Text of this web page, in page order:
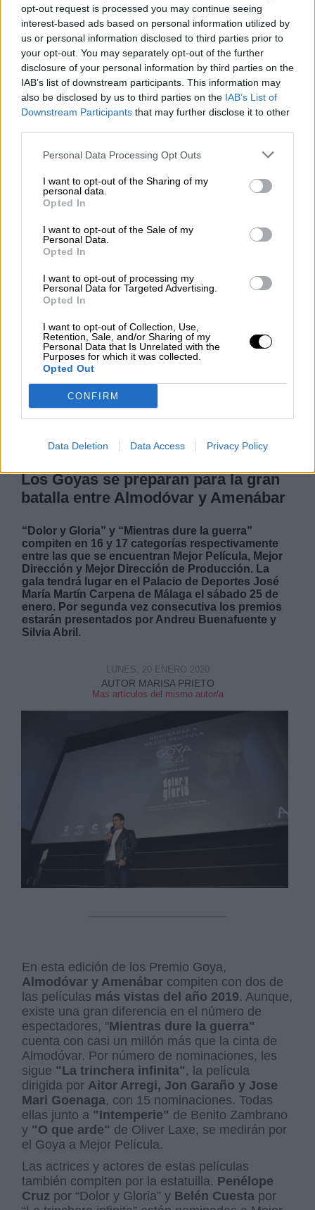
opt-out request is processed you may continue seeing
interest-based ads based on personal information utilized by
us or personal information disclosed to third parties prior to
your opt-out. You may separately opt-out of the further
disclosure of your personal information by third parties on the
IAB’s list of downstream participants. This information may
also be disclosed by us to third parties on the IAB’s List of
Downstream Participants that may further disclose it to other
Personal Data Processing Opt Outs
I want to opt-out of the Sharing of my
personal data.
Opted In
I want to opt-out of the Sale of my
Personal Data.
Opted In
I want to opt-out of processing my
Personal Data for Targeted Advertising.
Opted In
I want to opt-out of Collection, Use,
Retention, Sale, and/or Sharing of my
Personal Data that Is Unrelated with the
Purposes for which it was collected.
Opted Out
CONFIRM
Data Deletion Data Access Privacy Policy
Votantes y votados
Por Juan Manuel Beltrán
El Conflicto de Oriente Medio:
Un Nuevo Orden Autoritario
en Construcción
Reconquista leonesa
Por
Clara Campoamor: Mi sueño,
mi pesadilla
NOTICIAS MAS VISTAS
ARTE
Los Goyas se preparan para la gran
batalla entre Almodóvar y Amenábar
“Dolor y Gloria” y “Mientras dure la guerra”
compiten en 16 y 17 categorías respectivamente
entre las que se encuentran Mejor Película, Mejor
Dirección y Mejor Dirección de Producción. La
gala tendrá lugar en el Palacio de Deportes José
María Martín Carpena de Málaga el sábado 25 de
enero. Por segunda vez consecutiva los premios
estarán presentados por Andreu Buenafuente y
Silvia Abril.
AUTOR MARISA PRIETO
Mas artículos del mismo autor/a
LUNES, 20 ENERO 2020
En esta edición de los Premio Goya,
Almodóvar y Amenábar compiten con dos de
las películas más vistas del año 2019. Aunque,
existe una gran diferencia en el número de
espectadores, "Mientras dure la guerra"
cuenta con casi un millón más que la cinta de
Almodóvar. Por número de nominaciones, les
sigue "La trinchera infinita" , la película
dirigida por Aitor Arregi, Jon Garaño y Jose
Mari Goenaga, con 15 nominaciones. Todas
ellas junto a "Intemperie" de Benito Zambrano
y "O que arde" de Oliver Laxe, se medirán por
el Goya a Mejor Película.
Las actrices y actores de estas películas
también compiten por la estatuilla. Penélope
Cruz por “Dolor y Gloria” y Belén Cuesta por